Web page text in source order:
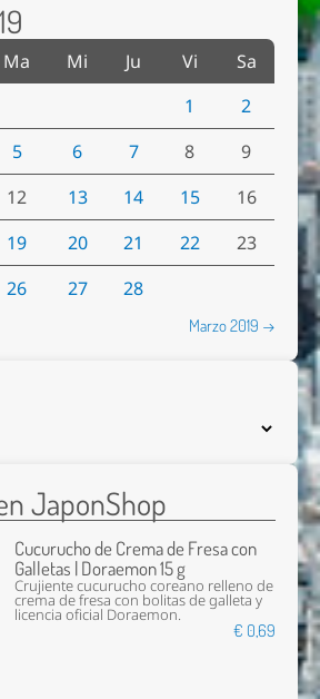
Ma Mi Ju Vi
Sa
1
2
5 6 7 8
9
12 13 14 15
16
19 20 21 22
23
26 27 28
Marzo 2019 →
JaponShop
Cucurucho de Crema de Fresa con
Galletas | Doraemon 15 g
Crujiente cucurucho coreano relleno de
crema de fresa con bolitas de galleta y
licencia oficial Doraemon.
€ 0,69